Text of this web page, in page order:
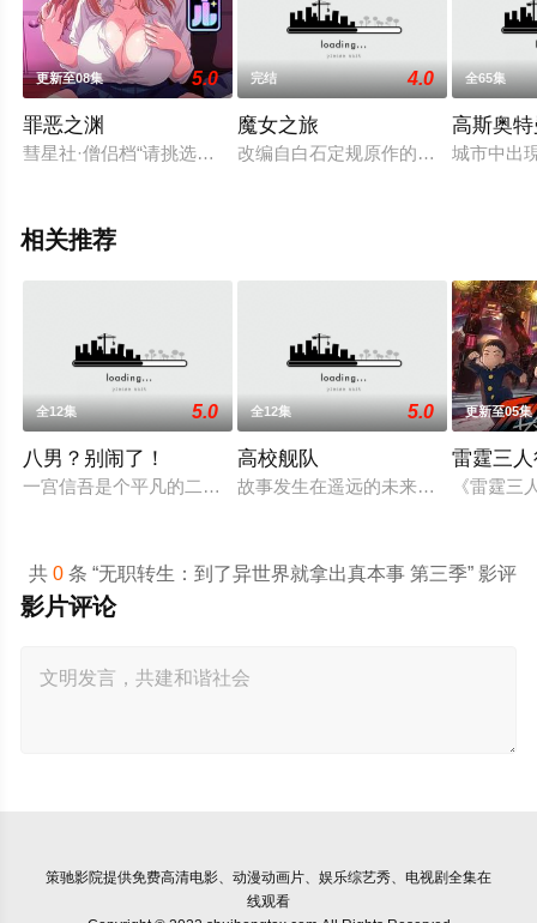
更新至08集 5.0
罪恶之渊
彗星社·僧侣档“请挑选您心仪的学生吧……”在连续加班的教师佐
完结 4.0
魔女之旅
改编自白石定规原作的同名轻小说，
全65集
高斯奥
城市中出
相关推荐
全12集 5.0
八男？别闹了！
一宫信吾是个平凡的二十五岁上班族， 某天早上一觉醒来，却
全12集 5.0
高校舰队
故事发生在遥远的未来，彼时，大陆
更新至05集
雷霆三
《雷霆三
共0 条 “无职转生：到了异世界就拿出真本事 第三季” 影评
影片评论
策驰影院提供免费高清电影、动漫动画片、娱乐综艺秀、电视剧全集在
线观看